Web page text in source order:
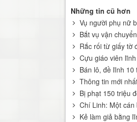
Những tin cũ hơn
Vụ người phụ nữ
Bắt vụ vận
Rắc rối từ giấy tờ
Cựu giáo viên
Bán lô, đề lĩnh 10
Thông tin mới
Bị phạt 150 triệu
Chí Linh: Một
Kẻ làm giả bằng